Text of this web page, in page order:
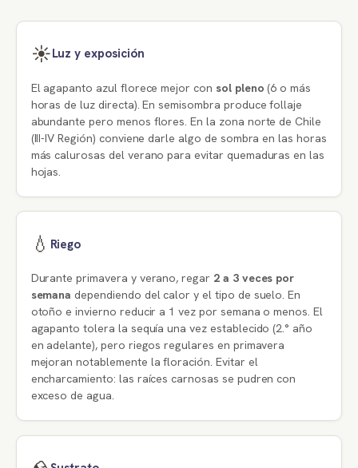
☀️Luz y exposición
El agapanto azul florece mejor con sol pleno (6 o más
horas de luz directa). En semisombra produce follaje
abundante pero menos flores. En la zona norte de Chile
(III-IV Región) conviene darle algo de sombra en las horas
más calurosas del verano para evitar quemaduras en las
hojas.
💧 Riego
Durante primavera y verano, regar 2 a 3 veces por
semana dependiendo del calor y el tipo de suelo. En
otoño e invierno reducir a 1 vez por semana o menos. El
agapanto tolera la sequía una vez establecido (2.° año
en adelante), pero riegos regulares en primavera
mejoran notablemente la floración. Evitar el
encharcamiento: las raíces carnosas se pudren con
exceso de agua.